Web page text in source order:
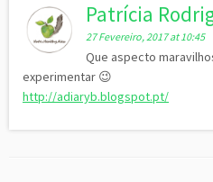
Patrícia
27 Fevereiro, 2017 at 10:45
Que aspecto
experimentar 😉
http://adiaryb.blogspot.pt/